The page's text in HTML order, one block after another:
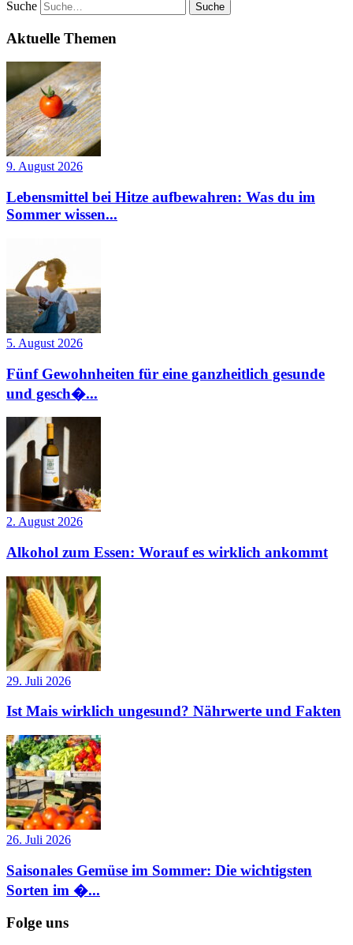
Suche
Aktuelle Themen
9. August 2026
Lebensmittel bei Hitze aufbewahren: Was du im
Sommer wissen...
5. August 2026
Fünf Gewohnheiten für eine ganzheitlich gesunde
und gesch�...
2. August 2026
Alkohol zum Essen: Worauf es wirklich ankommt
29. Juli 2026
Ist Mais wirklich ungesund? Nährwerte und Fakten
26. Juli 2026
Saisonales Gemüse im Sommer: Die wichtigsten
Sorten im �...
Folge uns